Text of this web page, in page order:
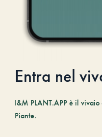
Entra nel
I&M PLANT.APP è il
Piante.